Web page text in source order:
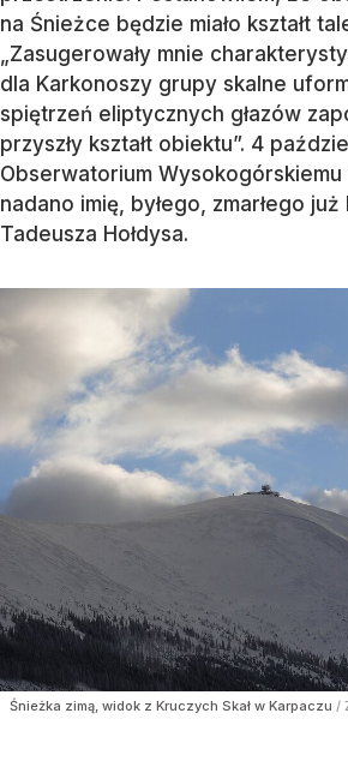
na Śnieżce będzie miało kształt
„Zasugerowały mnie
dla Karkonoszy grupy skalne
spiętrzeń eliptycznych głazów
przyszły kształt obiektu”. 4
Obserwatorium Wysokogórskiemu
nadano imię, byłego, zmarłego
Tadeusza Hołdysa.
Śnieżka zimą, widok z Kruczych Skał w Karpaczu /